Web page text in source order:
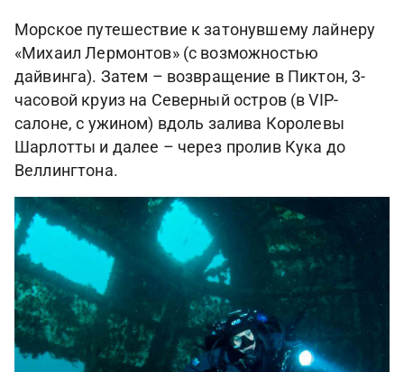
Морское путешествие к затонувшему лайнеру
«Михаил Лермонтов» (с возможностью
дайвинга). Затем – возвращение в Пиктон, 3-
часовой круиз на Северный остров (в VIP-
салоне, с ужином) вдоль залива Королевы
Шарлотты и далее – через пролив Кука до
Веллингтона.